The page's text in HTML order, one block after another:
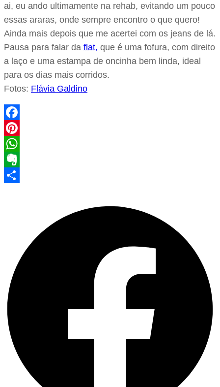
ai, eu ando ultimamente na rehab, evitando um pouco
essas araras, onde sempre encontro o que quero!
Ainda mais depois que me acertei com os jeans de lá.
Pausa para falar da flat, que é uma fofura, com direito
a laço e uma estampa de oncinha bem linda, ideal
para os dias mais corridos.
Fotos: Flávia Galdino
Facebook
Pinterest
WhatsApp
Evernote